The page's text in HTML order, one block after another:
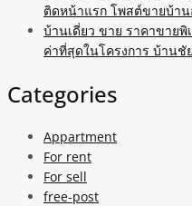
ติดหน้าแรก โพสต์ขายบ้าน
บ้านเดี่ยว ขาย ราคาขาย
ค่าที่สุดในโครงการ บ้านชั
Categories
Appartment
For rent
For sell
free-post